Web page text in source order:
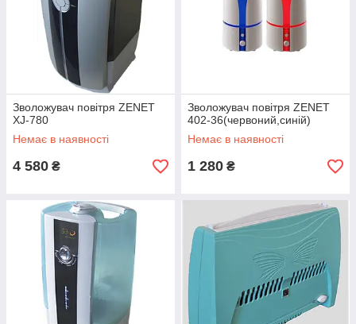
Зволожувач повітря ZENET
XJ-780
Немає в наявності
4 580 ₴
Зволожувач повітря ZENET
402-36(червоний,синій)
Немає в наявності
1 280 ₴